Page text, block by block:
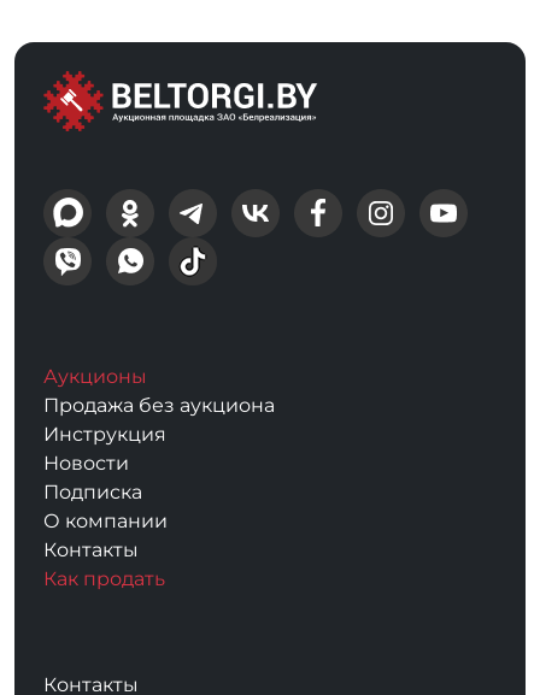
Аукционы
Продажа без аукциона
Инструкция
Новости
Подписка
О компании
Контакты
Как продать
Контакты